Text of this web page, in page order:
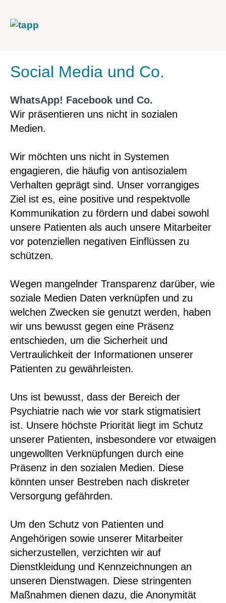
Social Media und Co.
WhatsApp! Facebook und Co.
Wir präsentieren uns nicht in sozialen
Medien.
Wir möchten uns nicht in Systemen
engagieren, die häufig von antisozialem
Verhalten geprägt sind. Unser vorrangiges
Ziel ist es, eine positive und respektvolle
Kommunikation zu fördern und dabei sowohl
unsere Patienten als auch unsere Mitarbeiter
vor potenziellen negativen Einflüssen zu
schützen.
Wegen mangelnder Transparenz darüber, wie
soziale Medien Daten verknüpfen und zu
welchen Zwecken sie genutzt werden, haben
wir uns bewusst gegen eine Präsenz
entschieden, um die Sicherheit und
Vertraulichkeit der Informationen unserer
Patienten zu gewährleisten.
Uns ist bewusst, dass der Bereich der
Psychiatrie nach wie vor stark stigmatisiert
ist. Unsere höchste Priorität liegt im Schutz
unserer Patienten, insbesondere vor etwaigen
ungewollten Verknüpfungen durch eine
Präsenz in den sozialen Medien. Diese
könnten unser Bestreben nach diskreter
Versorgung gefährden.
Um den Schutz von Patienten und
Angehörigen sowie unserer Mitarbeiter
sicherzustellen, verzichten wir auf
Dienstkleidung und Kennzeichnungen an
unseren Dienstwagen. Diese stringenten
Maßnahmen dienen dazu, die Anonymität